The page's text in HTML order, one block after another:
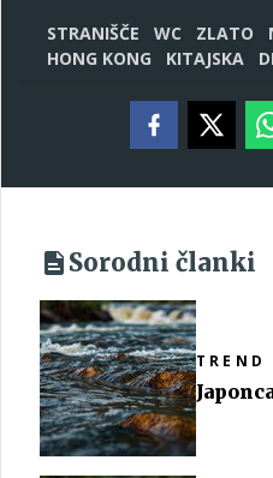
STRANIŠČE WC ZLATO
HONG KONG
KITAJSKA
Sorodni članki
TREND